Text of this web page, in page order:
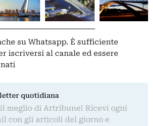
su Whatsapp. È sufficiente
iscriversi al canale ed essere
quotidiana
meglio di Artribune! Ricevi ogni
con gli articoli del giorno e